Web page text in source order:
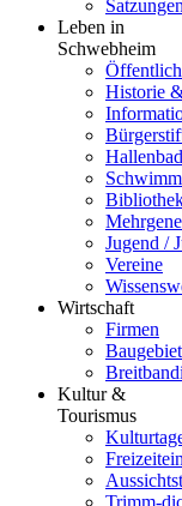
Leben in
Schwebheim
Historie
Hallenbad
Jugend /
Vereine
Wirtschaft
Firmen
Kultur &
Tourismus
Trimm-